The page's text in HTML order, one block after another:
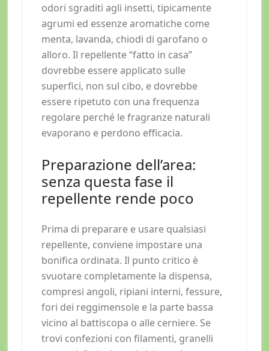
odori sgraditi agli insetti, tipicamente
agrumi ed essenze aromatiche come
menta, lavanda, chiodi di garofano o
alloro. Il repellente “fatto in casa”
dovrebbe essere applicato sulle
superfici, non sul cibo, e dovrebbe
essere ripetuto con una frequenza
regolare perché le fragranze naturali
evaporano e perdono efficacia.
Preparazione dell’area:
senza questa fase il
repellente rende poco
Prima di preparare e usare qualsiasi
repellente, conviene impostare una
bonifica ordinata. Il punto critico è
svuotare completamente la dispensa,
compresi angoli, ripiani interni, fessure,
fori dei reggimensole e la parte bassa
vicino al battiscopa o alle cerniere. Se
trovi confezioni con filamenti, granelli